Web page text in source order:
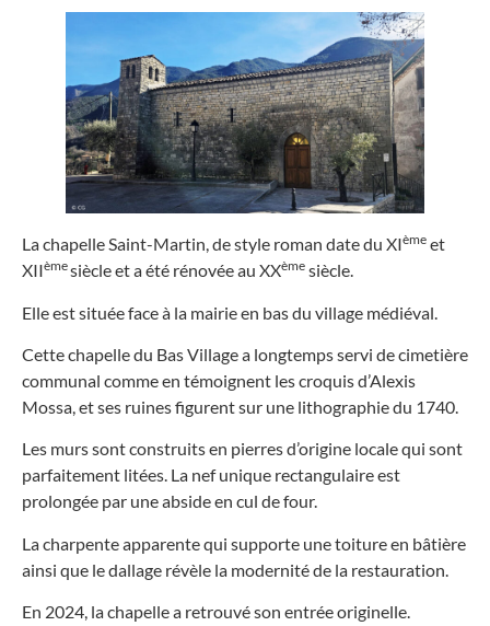
La chapelle Saint-Martin, de style roman date du XIème et
XIIèmesiècle et a été rénovée au XXème siècle.
Elle est située face à la mairie en bas du village médiéval.
Cette chapelle du Bas Village a longtemps servi de cimetière
communal comme en témoignent les croquis d’Alexis
Mossa, et ses ruines figurent sur une lithographie du 1740.
Les murs sont construits en pierres d’origine locale qui sont
parfaitement litées. La nef unique rectangulaire est
prolongée par une abside en cul de four.
La charpente apparente qui supporte une toiture en bâtière
ainsi que le dallage révèle la modernité de la restauration.
En 2024, la chapelle a retrouvé son entrée originelle.